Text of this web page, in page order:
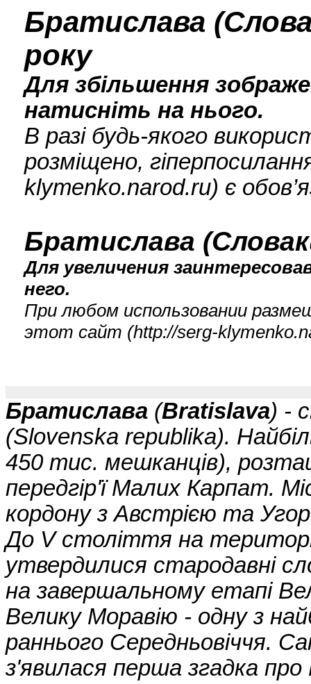
Братислава
року
Для збільшення
натисніть на нього.
В разі будь-якого
розміщено,
klymenko.narod.ru) є
Братислава
Для увеличения
него.
При любом использовании
этот сайт (http://serg-
Братислава (Bratislava) -
(Slovenska republika).
450 тис. мешканців),
передгір'ї Малих Карпат.
кордону з Австрією та
До V століття на
утвердилися стародавні
на завершальному етапі
Велику Моравію - одну з
раннього Середньовіччя.
з'явилася перша згадка